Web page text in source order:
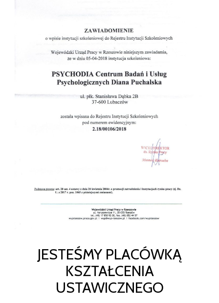
JESTEŚMY PLACÓWKĄ
KSZTAŁCENIA
USTAWICZNEGO